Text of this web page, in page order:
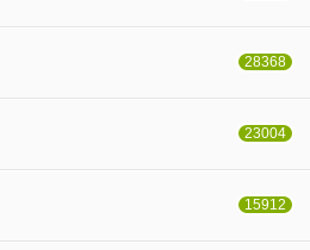
28368
23004
15912